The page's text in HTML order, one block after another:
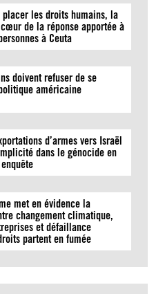
les droits humains, la
de la réponse apportée à
à Ceuta
doivent refuser de se
américaine
d’armes vers Israël
dans le génocide en
met en évidence la
changement climatique,
et défaillance
partent en fumée